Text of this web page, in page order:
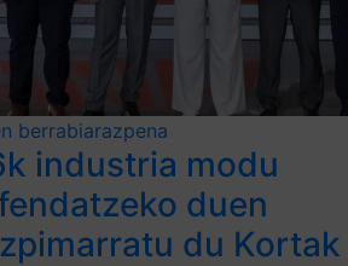
berrabiarazpena
industria modu
duen
du Kortak